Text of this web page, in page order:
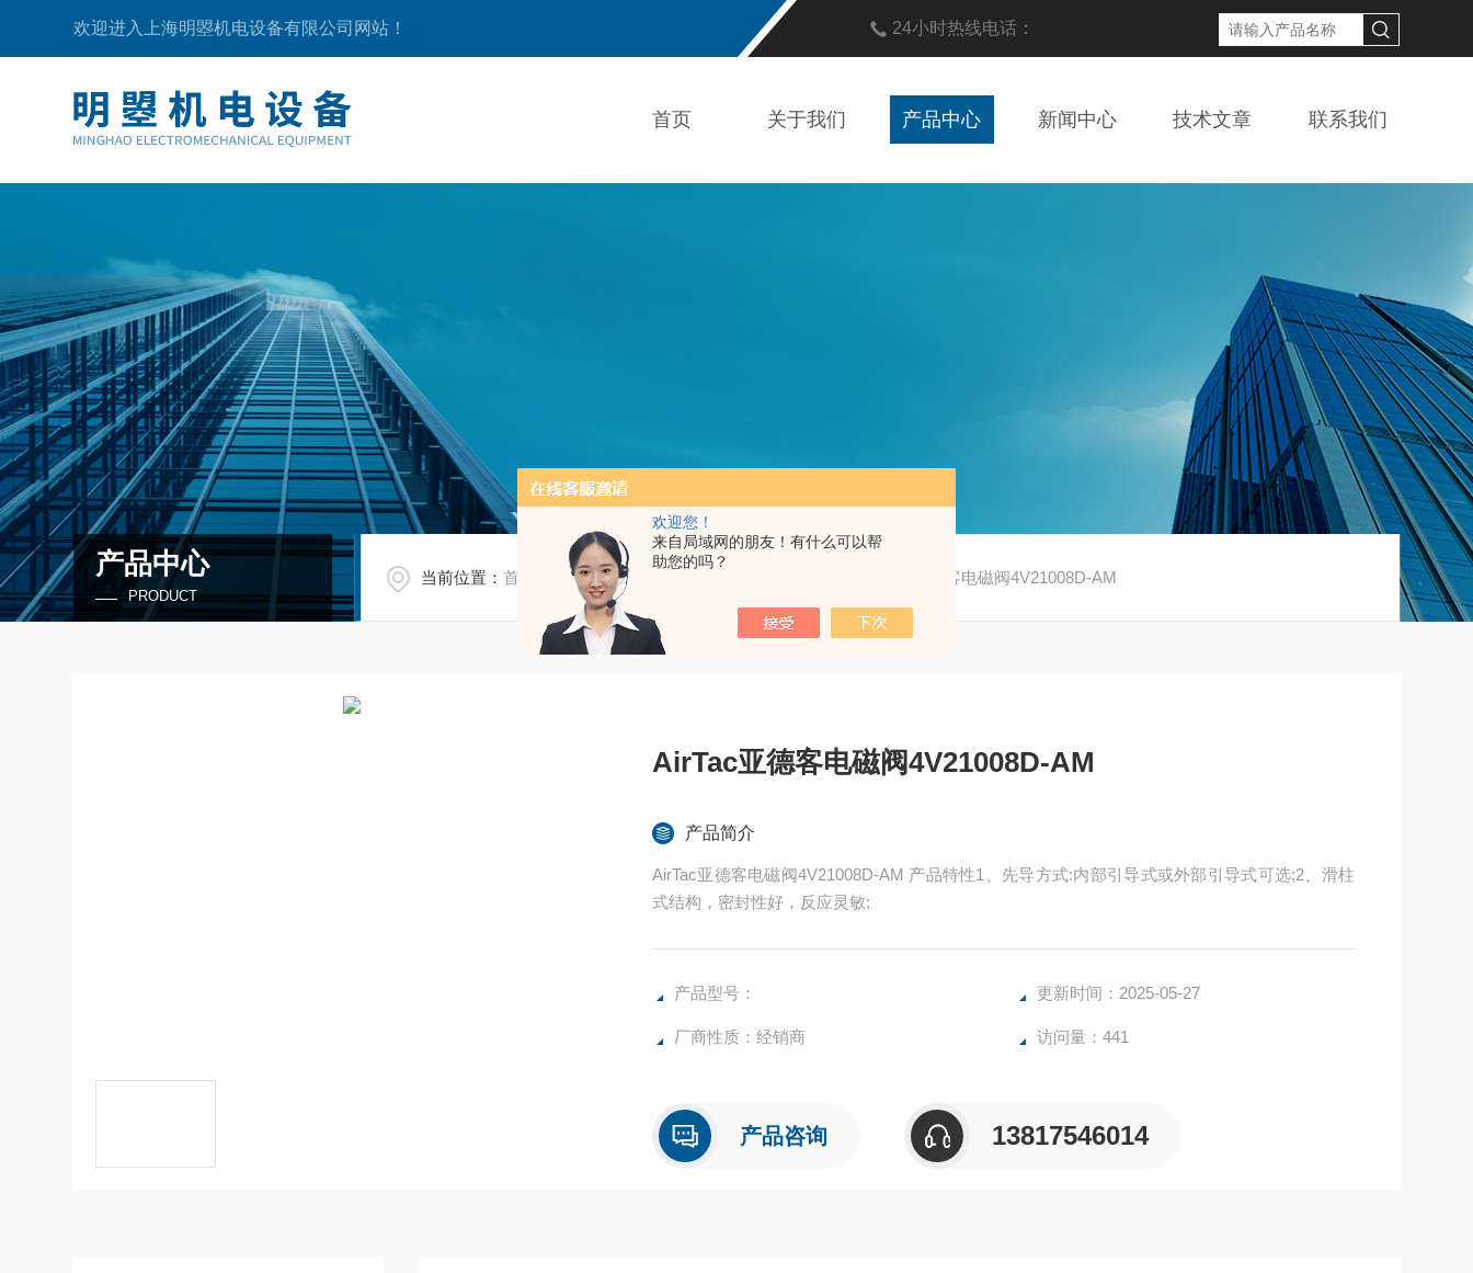
欢迎您！
来自局域网的朋友！有什么可以帮
助您的吗？
欢迎进入上海明曌机电设备有限公司网站！ 24小时热线电话：
首页 关于我们 产品中心 新闻中心 技术文章 联系我们
产品中心
PRODUCT
当前位置：首页 产品中心/ / AirTac亚德客电磁阀4V21008D-AM
AirTac亚德客电磁阀4V21008D-AM
产品简介
AirTac亚德客电磁阀4V21008D-AM 产品特性1、先导方式:内部引导式或外部引导式可选;2、滑柱
式结构，密封性好，反应灵敏;
产品型号： 更新时间：2025-05-27
厂商性质：经销商 访问量：441
产品咨询 13817546014